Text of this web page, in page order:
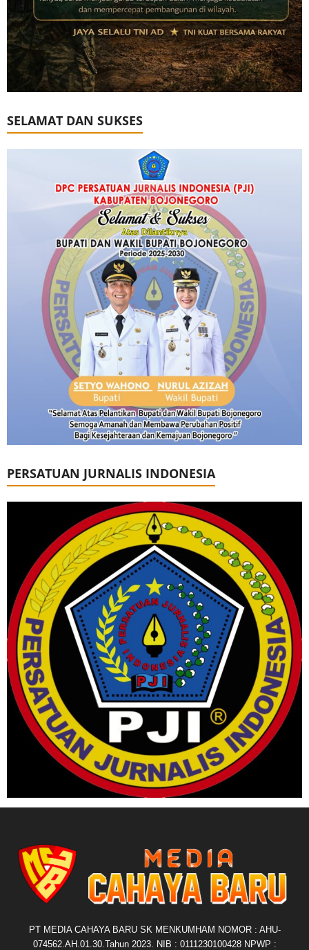
SELAMAT DAN SUKSES
PERSATUAN JURNALIS INDONESIA
PT MEDIA CAHAYA BARU SK MENKUMHAM NOMOR : AHU-
074562.AH.01.30.Tahun 2023. NIB : 0111230100428 NPWP :